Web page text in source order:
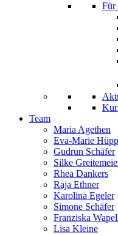
Für
Team
Maria Agethen
Eva-Marie
Gudrun Schäfer
Silke
Rhea Dankers
Raja Ethner
Karolina Egeler
Simone Schäfer
Franziska
Lisa Kleine